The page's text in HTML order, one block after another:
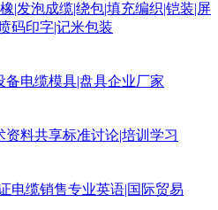
|发泡成缆|绕包|填充编织|铠装|屏
码印字|记米包装
备电缆模具|盘具企业厂家
资料共享标准讨论|培训学习
电缆销售专业英语|国际贸易